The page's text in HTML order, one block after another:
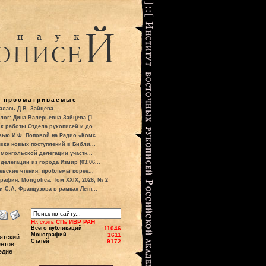
просматриваемые
Д.В. Зайцева
Дина Валерьевна Зайцева (1...
работы Отдела рукописей и до...
И.Ф. Поповой на Радио «Комс...
новых поступлений в Библи...
делегации участн...
из города Измир (03.06...
чтения: проблемы корее...
Mongolica. Том XXIX, 2026, № 2
С.А. Французова в рамках Летн...
На сайте СПб ИВР РАН
Всего публикаций 11046
Монографий 1611
Статей 9172